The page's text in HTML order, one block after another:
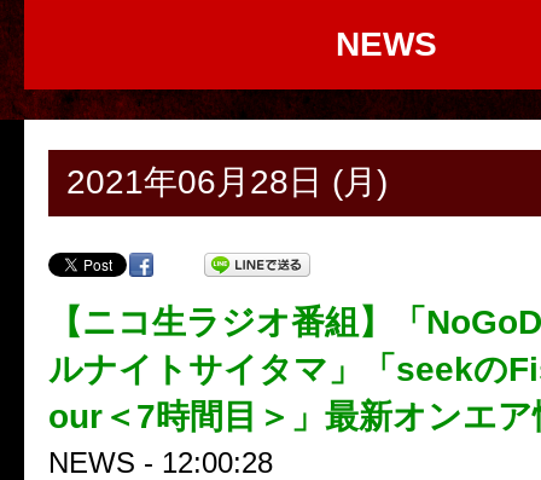
NEWS
2021年06月28日 (月)
【ニコ生ラジオ番組】「
ルナイトサイタマ」「seekの
our＜7時間目＞」最新オンエア
NEWS - 12:00:28